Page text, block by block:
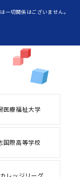
切関係はございません。
医療福祉大学
国際高等学校
レッジリーグ